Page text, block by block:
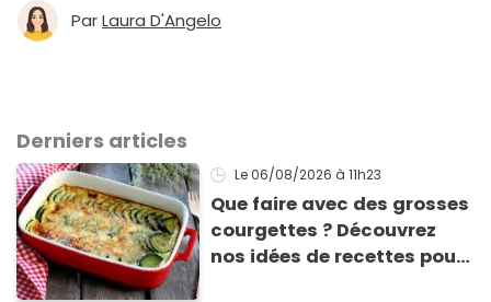
ParLaura D'Angelo
Derniers articles
Le 06/08/2026 à 11h23
Que faire avec des grosses
courgettes ? Découvrez
nos idées de recettes pour